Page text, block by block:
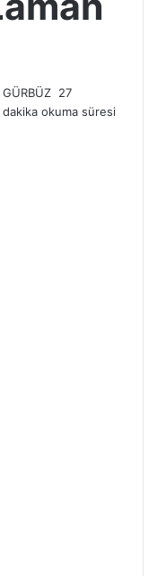
Bir
e-
27
dakika okuma süresi